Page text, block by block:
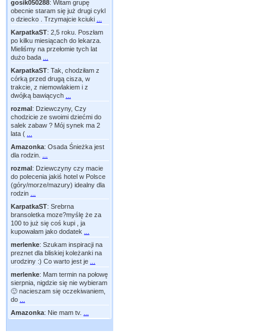
gosik050288: Witam grupę
obecnie staram się już drugi cykl
o dziecko . Trzymajcie kciuki
KarpatkaST: 2,5 roku. Poszłam
po kilku miesiącach do lekarza.
Mieliśmy na przełomie tych lat
dużo bada
KarpatkaST: Tak, chodziłam z
córką przed drugą cisza, w
trakcie, z niemowlakiem i z
dwójką bawiących
rozmal: Dziewczyny, Czy
chodzicie ze swoimi dziećmi do
salek zabaw ? Mój synek ma 2
lata (
Amazonka: Osada Śnieżka jest
dla rodzin.
rozmal: Dziewczyny czy macie
do polecenia jakiś hotel w Polsce
(góry/morze/mazury) idealny dla
rodzin
KarpatkaST: Srebrna
bransoletka moze?myślę że za
100 to już się coś kupi , ja
kupowałam jako dodatek
merlenke: Szukam inspiracji na
preznet dla bliskiej koleżanki na
urodziny :) Co warto jest je
merlenke: Mam termin na połowę
sierpnia, nigdzie się nie wybieram
🙂 nacieszam się oczekiwaniem,
do
Amazonka: Nie mam tv.